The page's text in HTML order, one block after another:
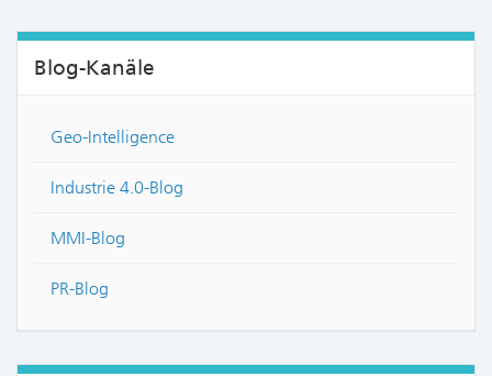
Blog-Kanäle
Geo-Intelligence
Industrie 4.0-Blog
MMI-Blog
PR-Blog